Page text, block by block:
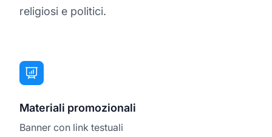
religiosi e politici.
Materiali promozionali
Banner con link testuali